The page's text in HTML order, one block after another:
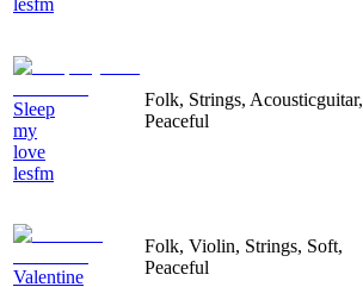
Sleep
my
love
lesfm
Folk, Strings, Acousticguitar,
Peaceful
Valentine
Folk, Violin, Strings, Soft,
Peaceful